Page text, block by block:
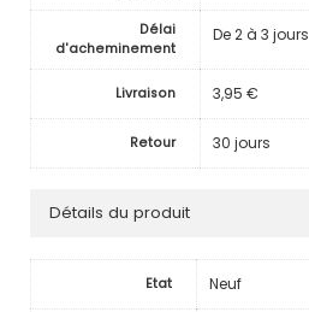
Délai
d'acheminement
De 2 à 3 jours
Livraison 3,95 €
Retour 30 jours
Détails du produit
Etat Neuf